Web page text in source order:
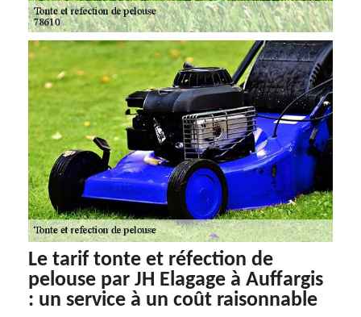
Le tarif tonte et réfection de
pelouse par JH Elagage à Auffargis
: un service à un coût raisonnable